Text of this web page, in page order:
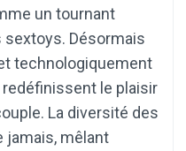
un tournant
Désormais
technologiquement
le plaisir
La diversité des
jamais, mêlant